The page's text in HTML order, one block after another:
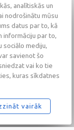
analītiskās un
nodrošinātu mūsu
datus par to, kā
informāciju par to,
sociālo mediju,
savienot šo
vai ko tie
kuras sīkdatnes
vairāk